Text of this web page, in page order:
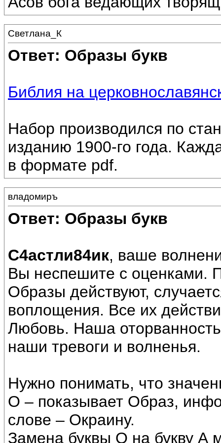
Светлана_К
Ответ: Образы букв
Библия на
Набор производился по
изданию 1900-го года.
в формате pdf.
владомиръ
Ответ: Образы букв
С4астли84ик, ваше
Вы неспешите с оценками.
Образы действуют,
воплощения. Все их
Любовь. Наша
наши тревоги и волненья.
Нужно понимать, что
О – показывает Образ,
слове – Окраину.
Замена буквы О на букву А